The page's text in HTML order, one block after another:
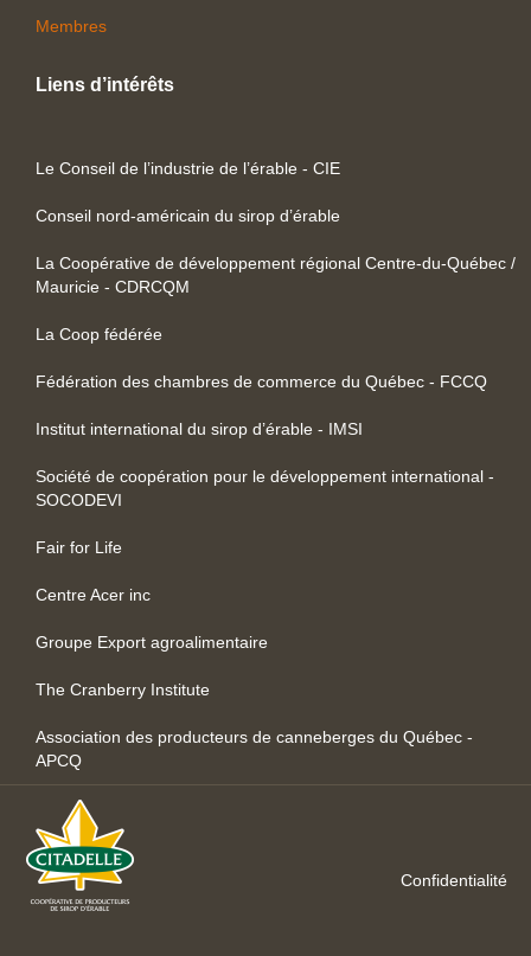
Membres
Liens d’intérêts
Le Conseil de l’industrie de l’érable - CIE
Conseil nord-américain du sirop d’érable
La Coopérative de développement régional Centre-du-Québec /
Mauricie - CDRCQM
La Coop fédérée
Fédération des chambres de commerce du Québec - FCCQ
Institut international du sirop d’érable - IMSI
Société de coopération pour le développement international -
SOCODEVI
Fair for Life
Centre Acer inc
Groupe Export agroalimentaire
The Cranberry Institute
Association des producteurs de canneberges du Québec -
APCQ
Confidentialité